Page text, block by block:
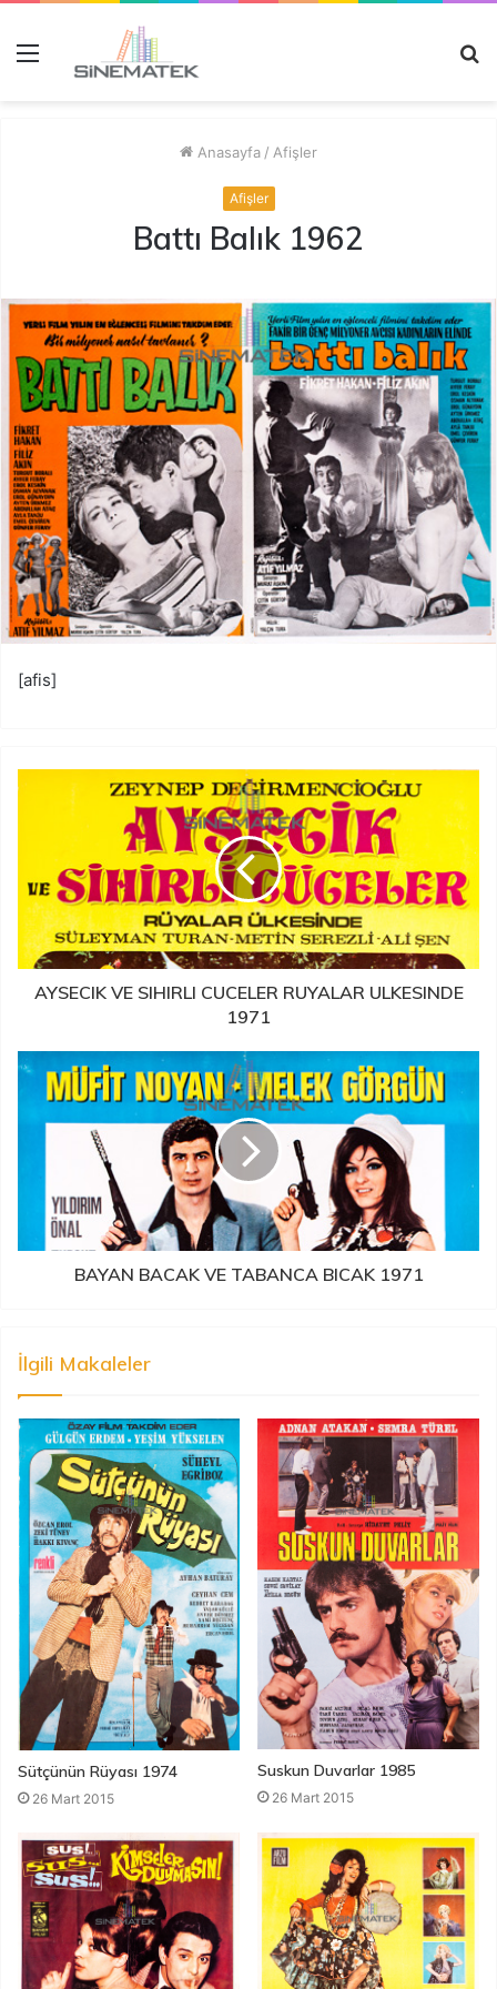
Anasayfa / Afişler
Afişler
Battı Balık 1962
[afis]
AYSECIK VE SIHIRLI CUCELER RUYALAR ULKESINDE
1971
BAYAN BACAK VE TABANCA BICAK 1971
İlgili Makaleler
Sütçünün Rüyası 1974
26 Mart 2015
Suskun Duvarlar 1985
26 Mart 2015